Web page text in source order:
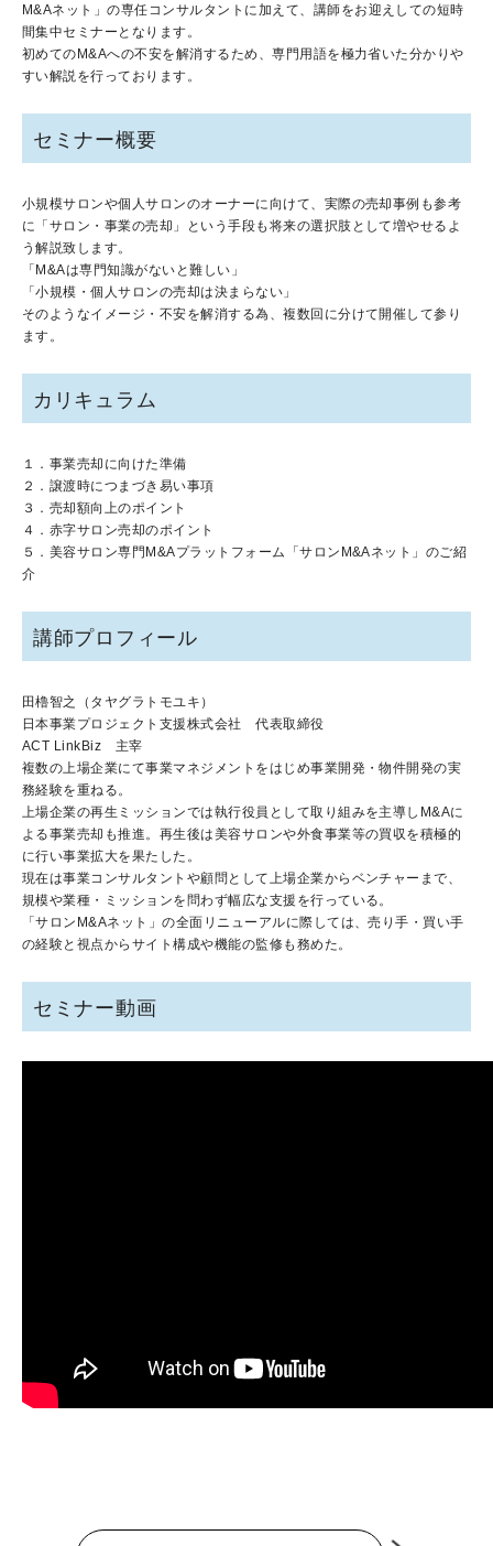
M&Aネット」の専任コンサルタント に加えて、講師をお迎えしての短時
間集中セミナーとなります。
初めてのM&Aへの不安を解消するため、専門用語を極力省いた分かりや
すい解説を行っております。
セミナー概要
小規模サロンや個人サロンのオーナーに向けて、実際の売却事例も参考
に「サロン・事業の売却」という手段も将来の選択肢として増やせるよ
う解説致します。
「M&Aは専門知識がないと難しい」
「小規模・個人サロンの売却は決まらない」
そのようなイメージ・不安を解消する為、複数回に分けて開催して参り
ます。
カリキュラム
１．事業売却に向けた準備
２．譲渡時につまづき易い事項
３．売却額向上のポイント
４．赤字サロン売却のポイント
５．美容サロン専門M&Aプラットフォーム「サロンM&Aネット」のご紹
介
講師プロフィール
田櫓智之（タヤグラトモユキ）
日本事業プロジェクト支援株式会社 代表取締役
ACT LinkBiz 主宰
複数の上場企業にて事業マネジメントをはじめ事業開発・物件開発の実
務経験を重ねる。
上場企業の再生ミッションでは執行役員として取り組みを主導しM&Aに
よる事業売却も推進。再生後は美容サロンや外食事業等の買収を積極的
に行い事業拡大を果たした。
現在は事業コンサルタントや顧問として上場企業からベンチャーまで、
規模や業種・ミッションを問わず幅広な支援を行っている。
「サロンM&Aネット」の全面リニューアルに際しては、売り手・買い手
の経験と視点からサイト構成や機能の監修も務めた。
セミナー動画